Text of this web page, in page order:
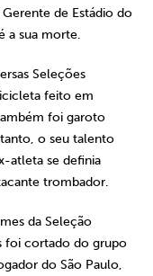
de Estádio do
a sua morte.
Seleções
feito em
foi garoto
o seu talento
atleta se definia
trombador.
da Seleção
foi cortado do grupo
do São Paulo,